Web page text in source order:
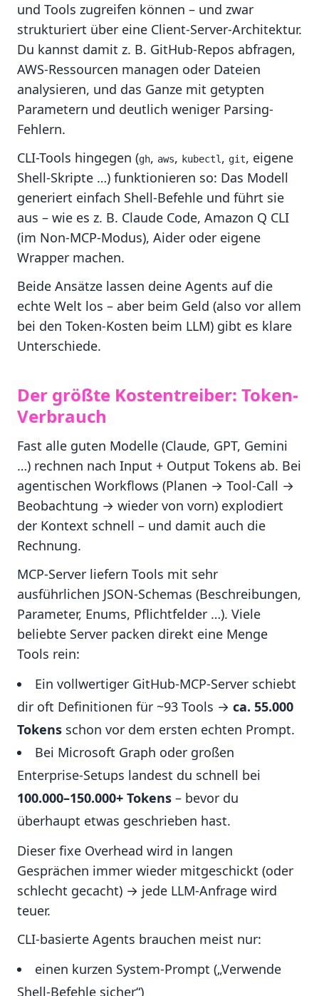
und Tools zugreifen können – und zwar
strukturiert über eine Client-Server-Architektur.
Du kannst damit z. B. GitHub-Repos abfragen,
AWS-Ressourcen managen oder Dateien
analysieren, und das Ganze mit getypten
Parametern und deutlich weniger Parsing-
Fehlern.
CLI-Tools hingegen (gh, aws, kubectl , git, eigene
Shell-Skripte …) funktionieren so: Das Modell
generiert einfach Shell-Befehle und führt sie
aus – wie es z. B. Claude Code, Amazon Q CLI
(im Non-MCP-Modus), Aider oder eigene
Wrapper machen.
Beide Ansätze lassen deine Agents auf die
echte Welt los – aber beim Geld (also vor allem
bei den Token-Kosten beim LLM) gibt es klare
Unterschiede.
Der größte Kostentreiber: Token-
Verbrauch
Fast alle guten Modelle (Claude, GPT, Gemini
…) rechnen nach Input + Output Tokens ab. Bei
agentischen Workflows (Planen → Tool-Call →
Beobachtung → wieder von vorn) explodiert
der Kontext schnell – und damit auch die
Rechnung.
MCP-Server liefern Tools mit sehr
ausführlichen JSON-Schemas (Beschreibungen,
Parameter, Enums, Pflichtfelder …). Viele
beliebte Server packen direkt eine Menge
Tools rein:
Ein vollwertiger GitHub-MCP-Server schiebt
dir oft Definitionen für ~93 Tools → ca. 55.000
Tokens schon vor dem ersten echten Prompt.
Bei Microsoft Graph oder großen
Enterprise-Setups landest du schnell bei
100.000–150.000+ Tokens – bevor du
überhaupt etwas geschrieben hast.
Dieser fixe Overhead wird in langen
Gesprächen immer wieder mitgeschickt (oder
schlecht gecacht) → jede LLM-Anfrage wird
teuer.
CLI-basierte Agents brauchen meist nur:
einen kurzen System-Prompt („Verwende
Shell-Befehle sicher“)